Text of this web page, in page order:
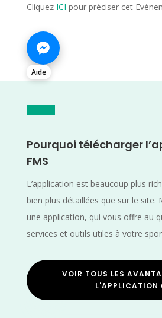
Cliquez ICI pour préciser cet
Aide
Pourquoi télécharger
FMS
L’application est beaucoup plus
bien plus détaillées que sur le site.
une application, qui vous offre au
services et outils utiles à votre
VOIR TOUS LES
L'APPLICATION